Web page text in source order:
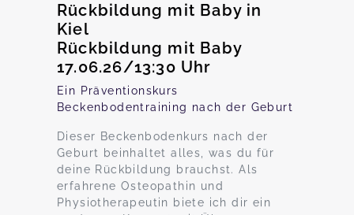
Rückbildung mit Baby in
Kiel
Rückbildung mit Baby
17.06.26/13:30 Uhr
Ein Präventionskurs
Beckenbodentraining nach der Geburt
Dieser Beckenbodenkurs nach der
Geburt beinhaltet alles, was du für
deine Rückbildung brauchst. Als
erfahrene Osteopathin und
Physiotherapeutin biete ich dir ein